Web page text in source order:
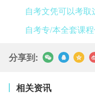
自考文凭可以考取
自考专/本全套课
分享到:
相关资讯